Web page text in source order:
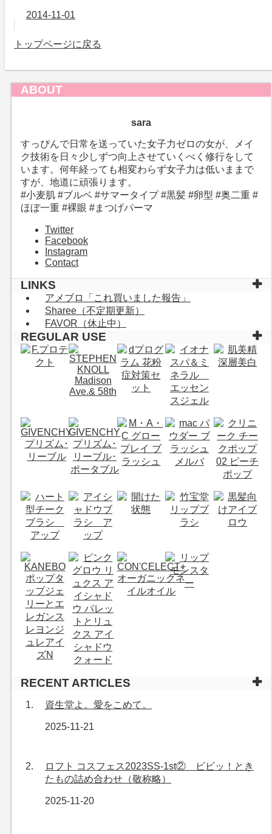
2014-11-01
トップページに戻る
ABOUT
sara
すっぴんで日常を送っていた女子力ゼロの女が、メイ
ク技術を日々少しずつ向上させていくべく修行をして
います。何年経っても相変わらず女子力は低いままで
すが、地道に頑張ります。
#小麦肌 #ブルベ #サマータイプ #黒髪 #卵型 #奥二重 #
ほぼ一重 #裸眼 #まつげパーマ
Twitter
Facebook
Instagram
Contact
LINKS
アメブロ「これ買いました報告」
Sharee（不定期更新）
FAVOR（休止中）
REGULAR USE
RECENT ARTICLES
資生堂よ。愛をこめて。
2025-11-21
ロフト コスフェス2023SS-1st② ビビッ！とき
たもの詰め合わせ（敬称略）
2025-11-20